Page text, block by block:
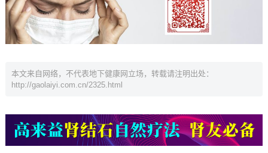
本文来自网络，不代表地下健康网立场，转载请注明出处：
http://gaolaiyi.com.cn/2325.html